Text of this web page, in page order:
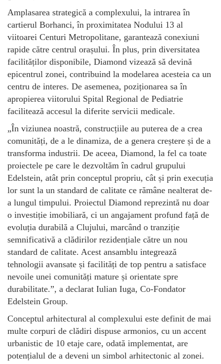
Amplasarea strategică a complexului, la intrarea în
cartierul Borhanci, în proximitatea Nodului 13 al
viitoarei Centuri Metropolitane, garantează conexiuni
rapide către centrul orașului. În plus, prin diversitatea
facilităților disponibile, Diamond vizează să devină
epicentrul zonei, contribuind la modelarea acesteia ca un
centru de interes. De asemenea, poziționarea sa în
apropierea viitorului Spital Regional de Pediatrie
facilitează accesul la diferite servicii medicale.
„În viziunea noastră, construcțiile au puterea de a crea
comunități, de a le dinamiza, de a genera creștere și de a
transforma industrii. De aceea, Diamond, la fel ca toate
proiectele pe care le dezvoltăm în cadrul grupului
Edelstein, atât prin conceptul propriu, cât și prin execuția
lor sunt la un standard de calitate ce rămâne nealterat de-
a lungul timpului. Proiectul Diamond reprezintă nu doar
o investiție imobiliară, ci un angajament profund față de
evoluția durabilă a Clujului, marcând o tranziție
semnificativă a clădirilor rezidențiale către un nou
standard de calitate. Acest ansamblu integrează
tehnologii avansate și facilități de top pentru a satisface
nevoile unei comunități mature și orientate spre
durabilitate.”, a declarat Iulian Iuga, Co-Fondator
Edelstein Group.
Conceptul arhitectural al complexului este definit de mai
multe corpuri de clădiri dispuse armonios, cu un accent
urbanistic de 10 etaje care, odată implementat, are
potențialul de a deveni un simbol arhitectonic al zonei.